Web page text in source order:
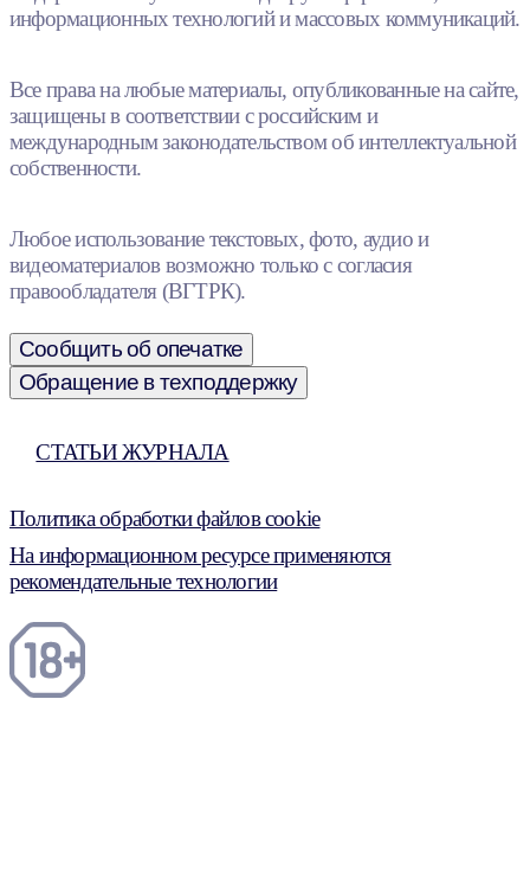
информационных технологий и массовых коммуникаций.
Все права на любые материалы, опубликованные на сайте,
защищены в соответствии с российским и
международным законодательством об интеллектуальной
собственности.
Любое использование текстовых, фото, аудио и
видеоматериалов возможно только с согласия
правообладателя (ВГТРК).
Сообщить об опечатке
Обращение в техподдержку
СТАТЬИ ЖУРНАЛА
Политика обработки файлов cookie
На информационном ресурсе применяются
рекомендательные технологии